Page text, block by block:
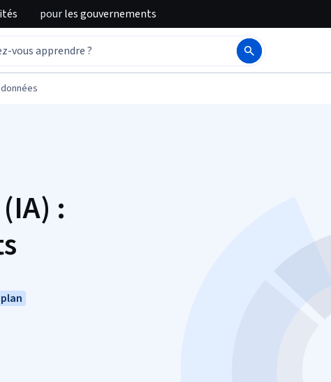
pourles gouvernements
: